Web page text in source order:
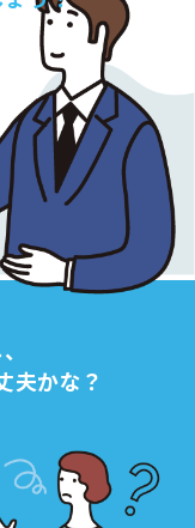
夫かな？